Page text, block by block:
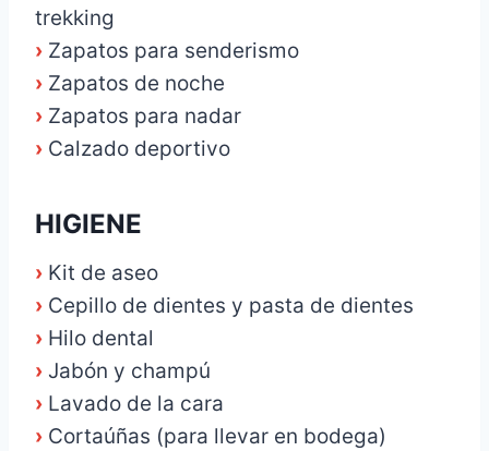
trekking
› Zapatos para senderismo
› Zapatos de noche
› Zapatos para nadar
› Calzado deportivo
HIGIENE
› Kit de aseo
› Cepillo de dientes y pasta de dientes
› Hilo dental
› Jabón y champú
› Lavado de la cara
› Cortaúñas (para llevar en bodega)